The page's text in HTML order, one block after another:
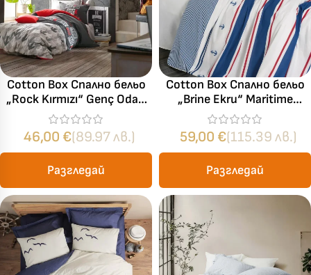
Cotton Box Спално бельо
„Rock Kırmızı“ Genç Odası
Ranforce – 100% памук –
3 части – за единично
легло
46,00 €(89.97 лв.)
Разгледай
Cotton Box Спално бельо
„Brine Ekru“ Maritime
Ranforce – 100% памук –
4 части – за спалня
59,00 €(115.39 лв.)
Разгледай